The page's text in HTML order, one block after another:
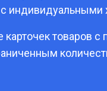
индивидуальными
карточек товаров